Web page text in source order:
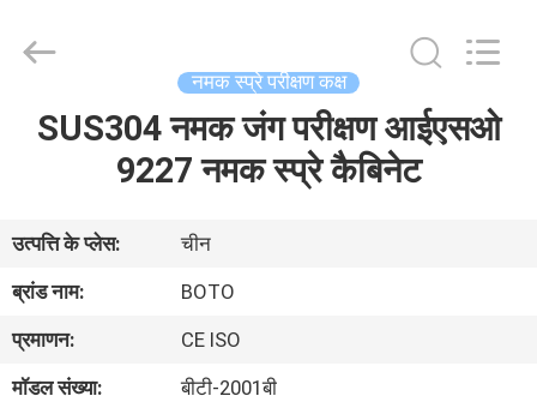
हमारे
बारे
LTD.
नमक स्प्रे परीक्षण कक्ष
SUS304 नमक जंग परीक्षण आईएसओ
9227 नमक स्प्रे कैबिनेट
उत्पत्ति के प्लेस:
चीन
ब्रांड नाम:
BOTO
प्रमाणन:
CE ISO
मॉडल संख्या:
बीटी-2001बी